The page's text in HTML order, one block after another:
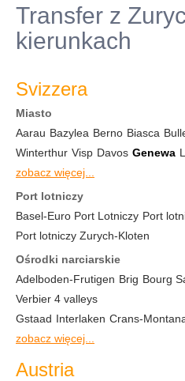
Transfer z
kierunkach
Svizzera
Miasto
Aarau Bazylea Berno Biasca
Winterthur Visp Davos Genewa
zobacz więcej...
Port lotniczy
Basel-Euro Port Lotniczy Port
Port lotniczy Zurych-Kloten
Ośrodki narciarskie
Adelboden-Frutigen Brig Bourg
Verbier 4 valleys
Gstaad Interlaken Crans-
zobacz więcej...
Austria